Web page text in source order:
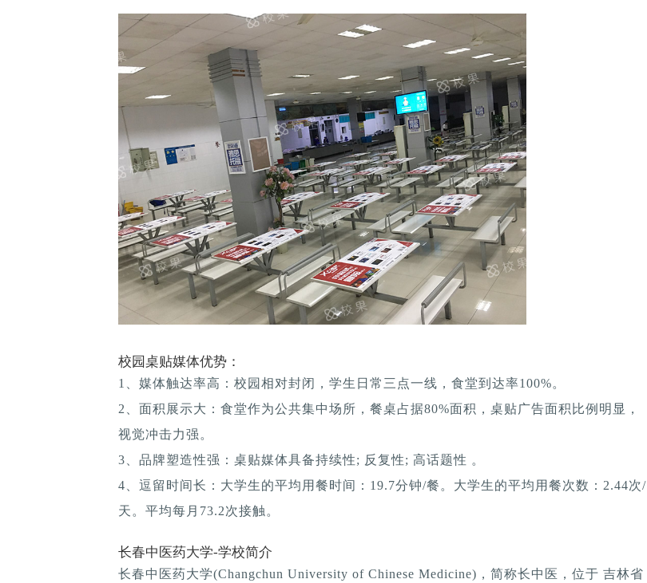
校园桌贴媒体优势：
1、媒体触达率高：校园相对封闭，学生日常三点一线，食堂到达率100%。
2、面积展示大：食堂作为公共集中场所，餐桌占据80%面积，桌贴广告面积比例明显，
视觉冲击力强。
3、品牌塑造性强：桌贴媒体具备持续性; 反复性; 高话题性 。
4、逗留时间长：大学生的平均用餐时间：19.7分钟/餐。大学生的平均用餐次数：2.44次/
天。平均每月73.2次接触。
长春中医药大学-学校简介
长春中医药大学(Changchun University of Chinese Medicine)，简称长中医，位于 吉林省